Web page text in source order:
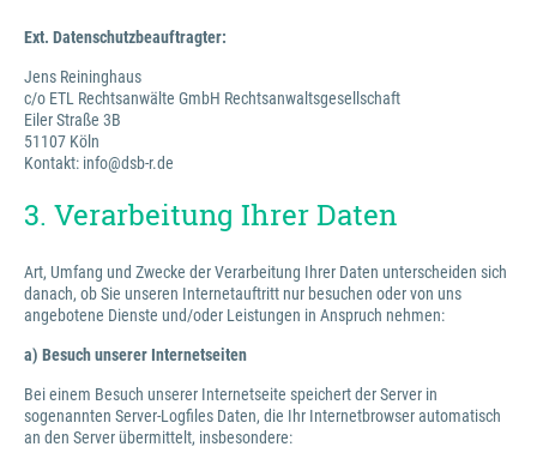
Ext. Datenschutzbeauftragter:
Jens Reininghaus
c/o ETL Rechtsanwälte GmbH Rechtsanwaltsgesellschaft
Eiler Straße 3B
51107 Köln
Kontakt: info@dsb-r.de
3. Verarbeitung Ihrer Daten
Art, Umfang und Zwecke der Verarbeitung Ihrer Daten unterscheiden sich
danach, ob Sie unseren Internetauftritt nur besuchen oder von uns
angebotene Dienste und/oder Leistungen in Anspruch nehmen:
a) Besuch unserer Internetseiten
Bei einem Besuch unserer Internetseite speichert der Server in
sogenannten Server-Logfiles Daten, die Ihr Internetbrowser automatisch
an den Server übermittelt, insbesondere: